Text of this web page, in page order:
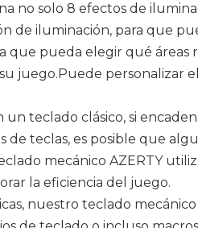
no solo 8 efectos de
de iluminación, para que
que pueda elegir qué áreas
juego.Puede personalizar
teclado clásico, si
de teclas, es posible que
mecánico AZERTY
la eficiencia del juego.
nuestro teclado